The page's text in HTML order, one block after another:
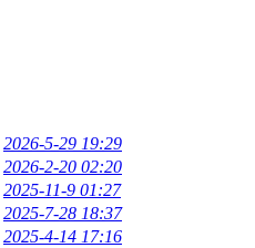
2026-5-29 19:29
2026-2-20 02:20
2025-11-9 01:27
2025-7-28 18:37
2025-4-14 17:16